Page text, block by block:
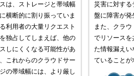
は、ストレージと帯域幅
横断的に割り振っていま
利用者の大量リクエスト
独占してしまえば、他の
しにくくなる可能性があ
これからのクラウドサー
の帯域幅には、より厳し
災害に対す
盤に障害が発
また、クラ
でリソースを
た情報漏え
ていることが